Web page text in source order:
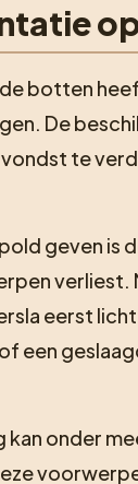
botten
De
te
geven
verliest.
eerst
een
kan onder